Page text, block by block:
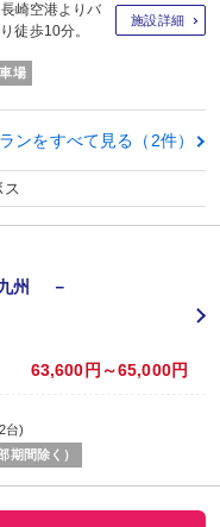
崎空港よりバ
徒歩10分。
施設詳細
場
ンをすべて見る（2件）
ス
九州 －
63,600円～65,000円
台)
期間除く）